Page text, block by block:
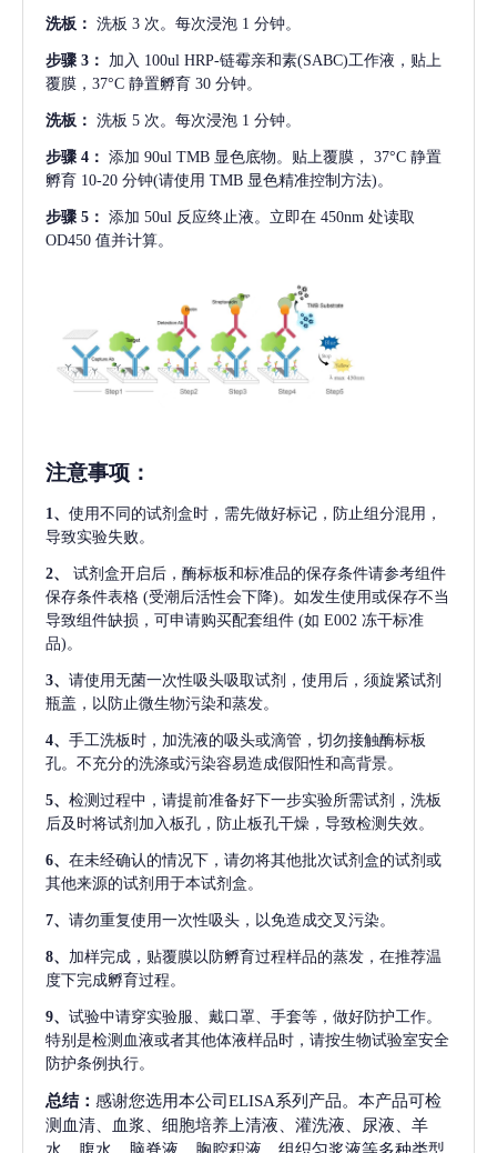
洗板： 洗板 3 次。每次浸泡 1 分钟。
步骤 3： 加入 100ul HRP-链霉亲和素(SABC)工作液，贴上
覆膜，37°C 静置孵育 30 分钟。
洗板： 洗板 5 次。每次浸泡 1 分钟。
步骤 4： 添加 90ul TMB 显色底物。贴上覆膜， 37°C 静置
孵育 10-20 分钟(请使用 TMB 显色精准控制方法)。
步骤 5： 添加 50ul 反应终止液。立即在 450nm 处读取
OD450 值并计算。
注意事项 ：
1、 使用不同的试剂盒时，需先做好标记，防止组分混用，
导致实验失败。
2、
试剂盒开启后，酶标板和标准品的保存条件请参考组件
保存条件表格 (受潮后活性会下降)。如发生使用或保存不当
导致组件缺损，可申请购买配套组件 (如 E002 冻干标准
品)。
3、 请使用无菌一次性吸头吸取试剂，使用后，须旋紧试剂
瓶盖，以防止微生物污染和蒸发。
4、 手工洗板时，加洗液的吸头或滴管，切勿接触酶标板
孔。不充分的洗涤或污染容易造成假阳性和高背景。
5、 检测过程中，请提前准备好下一步实验所需试剂，洗板
后及时将试剂加入板孔，防止板孔干燥，导致检测失效。
6、 在未经确认的情况下，请勿将其他批次试剂盒的试剂或
其他来源的试剂用于本试剂盒。
7、 请勿重复使用一次性吸头，以免造成交叉污染。
8、 加样完成，贴覆膜以防孵育过程样品的蒸发，在推荐温
度下完成孵育过程。
9、 试验中请穿实验服、戴口罩、手套等，做好防护工作。
特别是检测血液或者其他体液样品时，请按生物试验室安全
防护条例执行。
总结： 感谢您选用本公司ELISA系列产品。本产品可检
测血清、血浆、细胞培养上清液、灌洗液、尿液、羊